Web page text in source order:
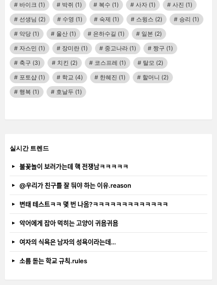
바이크 (1) 박쥐 (1) 복수 (1) 사자 (1) 사진 (1)
선생님 (2) 수영 (1) 숙제 (1) 스윙스 (2) 승리 (1)
악당 (1) 울산 (1) 은하수길 (1) 일본 (2)
자스민 (1) 장미란 (1) 중고나라 (1) 짱구 (1)
축구 (3) 치킨 (2) 코스프레 (1) 탈모 (2)
포토샵 (1) 학교 (4) 한혜진 (1) 할머니 (2)
행복 (1) 호날두 (1)
실시간 트렌드
불꽃놀이 보러가는데 핵 전쟁남ㅋㅋㅋㅋㅋ
@우리가 친구를 잘 둬야 하는 이유.reason
변태 테스트ㅋㅋ 몇 번 나옴?ㅋㅋㅋㅋㅋㅋㅋㅋㅋㅋㅋㅋㅋ
악어에게 잡아 먹히는 고양이 귀욤귀욤
여자의 식욕은 남자의 성욕이라는데…
소름 돋는 학교 규칙.rules